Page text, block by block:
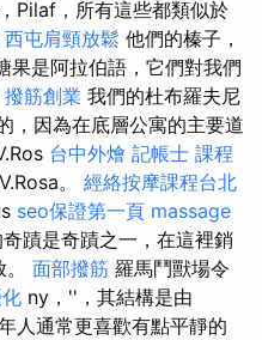
Pilaf，所有這些都類似於
西屯肩頸放鬆 他們的榛子，
果是阿拉伯語，它們對我們
撥筋創業 我們的杜布羅夫尼
，因為在底層公寓的主要道
台中外燴 記帳士 課程
。 經絡按摩課程台北
seo保證第一頁 massage
蹟是奇蹟之一，在這裡銷
面部撥筋 羅馬鬥獸場令
ny，''，其結構是由
人通常更喜歡有點平靜的